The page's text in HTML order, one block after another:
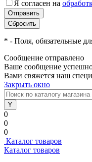
Я согласен на
* - Поля, обязательные
Сообщение отправлено
Ваше сообщение
Вами свяжется наш
Закрыть окно
0
0
0
Каталог товаров
Каталог товаров